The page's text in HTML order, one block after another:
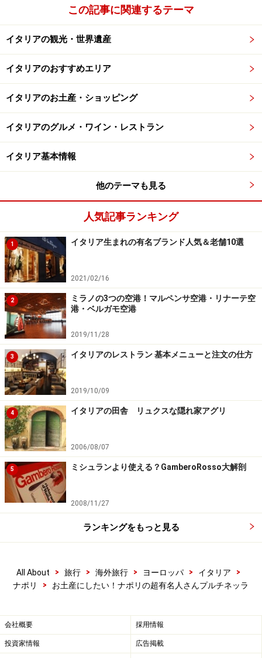
て、ヴェネツィアのよりも粋（いき）です。
そんな恰好をしたナポリ人の化身プルチネッラは、観光
屋・レストランのインテリア小物としてのニーズもあ
り、プルチネッラはナポリの町の至るところに潜んでま
す。
ナポリに来たらプルチネッラを探せ！
村英和）
真のナポリピッツァ協会の看板に描かれるプルチネッラ（撮
影：河村英和）
さて一体どこでプルチネッラに会えるのでしょう。運が
良ければ、スパッカナポリか王宮付近で、プルチネッラ
のコスプレをしたおじさんに偶然出くわすかもしれませ
ん。しかし最も確実なのは、有名アーティストが手掛け
たプルチネッラ像を見にゆくことでしょう。ナポリ生ま
れの現代アーティスト、
作・寄付した像で、 2012年11月23日に設置されて以
来、ナポリの新名所になりました。 場所は、旧市街、有
名ピザ屋も多いトリブナーリ通りに接していて、次ペー
ジで紹介するプルチネッラのお店は、すべてその周辺に
集中しています。
お菓子屋さんの外壁には、ナポリの郷土菓子ババに乗ったプ
ルチネッラが（撮影：河村英和）
掲げられる看板にも、プルチネッラが描かれてます。こ
の近辺には加盟店のピザ屋も多かったり、お菓子屋さん
の外壁には、ナポリのスイーツ「ババ」にまたがって飛
この記事に関連するテーマ
イタリアの観光・世界遺産
イタリアのおすすめエリア
イタリアのお土産・ショッピング
イタリアのグルメ・ワイン・レストラン
イタリア基本情報
他のテーマも見る
人気記事ランキング
1 イタリア生まれの有名ブランド人気＆老舗10選
2021/02/16
2
ミラノの3つの空港！マルペンサ空港・リナーテ空
港・ベルガモ空港
2019/11/28
3 イタリアのレストラン 基本メニューと注文の仕方
2019/10/09
4 イタリアの田舎 リュクスな隠れ家アグリ
2006/08/07
5 ミシュランより使える？GamberoRosso大解剖
2008/11/27
ランキングをもっと見る
All About > 旅行 > 海外旅行 > ヨーロッパ > イタリア
>
ナポリ
> お土産にしたい！ナポリの超有名人さんプルチネッラ
会社概要 採用情報
投資家情報 広告掲載